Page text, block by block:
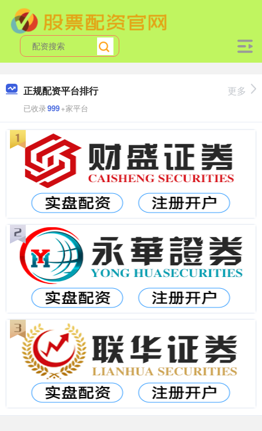
正规配资平台排行
已收录999+家平台
更多